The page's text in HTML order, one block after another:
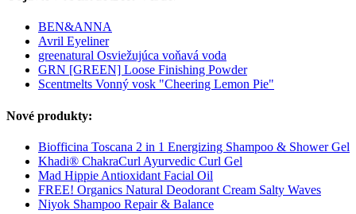
BEN&ANNA
Avril Eyeliner
greenatural Osviežujúca voňavá voda
GRN [GREEN] Loose Finishing Powder
Scentmelts Vonný vosk "Cheering Lemon Pie"
Nové produkty:
Biofficina Toscana 2 in 1 Energizing Shampoo & Shower Gel
Khadi® ChakraCurl Ayurvedic Curl Gel
Mad Hippie Antioxidant Facial Oil
FREE! Organics Natural Deodorant Cream Salty Waves
Niyok Shampoo Repair & Balance